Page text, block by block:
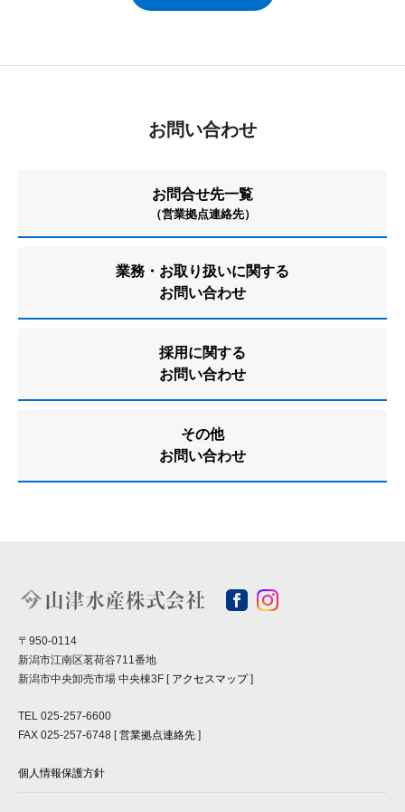
お問い合わせ
お問合せ先一覧
（営業拠点連絡先）
業務・お取り扱いに関する
お問い合わせ
採用に関する
お問い合わせ
その他
お問い合わせ
〒950-0114
新潟市江南区茗荷谷711番地
新潟市中央卸売市場 中央棟3F [ アクセスマップ]
TEL 025-257-6600
FAX 025-257-6748 [営業拠点連絡先 ]
個人情報保護方針